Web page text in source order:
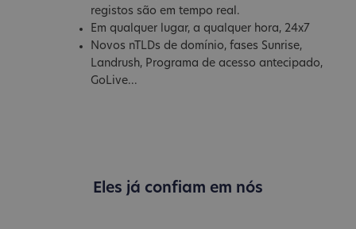
registos são em tempo real.
Em qualquer lugar, a qualquer hora, 24x7
Novos nTLDs de domínio, fases Sunrise,
Landrush, Programa de acesso antecipado,
GoLive...
Eles já confiam em nós